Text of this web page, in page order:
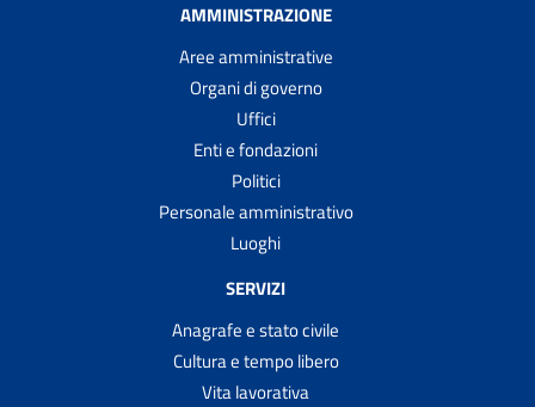
AMMINISTRAZIONE
Aree amministrative
Organi di governo
Uffici
Enti e fondazioni
Politici
Personale amministrativo
Luoghi
SERVIZI
Anagrafe e stato civile
Cultura e tempo libero
Vita lavorativa